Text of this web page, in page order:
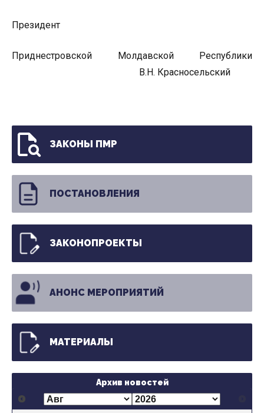
Президент
Приднестровской Молдавской Республики
В.Н. Красносельский
ЗАКОНЫ ПМР
ПОСТАНОВЛЕНИЯ
ЗАКОНОПРОЕКТЫ
АНОНС МЕРОПРИЯТИЙ
МАТЕРИАЛЫ
Архив новостей